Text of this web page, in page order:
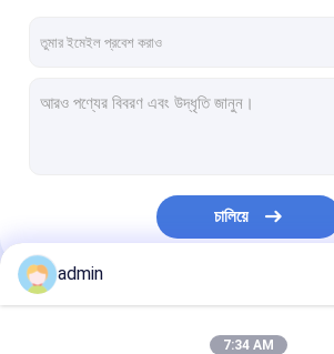
চালিয়ে
আমাদের বিভাগসমূহ
admin
7:34 AM